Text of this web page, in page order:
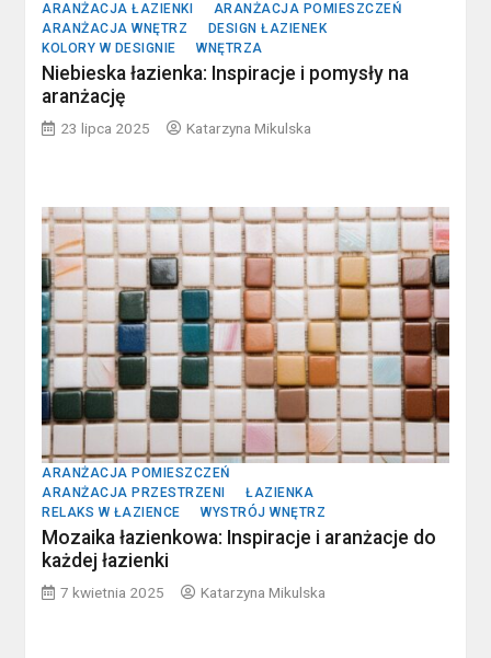
ARANŻACJA ŁAZIENKI
ARANŻACJA POMIESZCZEŃ
ARANŻACJA WNĘTRZ
DESIGN ŁAZIENEK
KOLORY W DESIGNIE
WNĘTRZA
Niebieska łazienka: Inspiracje i pomysły na
aranżację
23 lipca 2025 Katarzyna Mikulska
ARANŻACJA POMIESZCZEŃ
ARANŻACJA PRZESTRZENI
ŁAZIENKA
RELAKS W ŁAZIENCE
WYSTRÓJ WNĘTRZ
Mozaika łazienkowa: Inspiracje i aranżacje do
każdej łazienki
7 kwietnia 2025 Katarzyna Mikulska